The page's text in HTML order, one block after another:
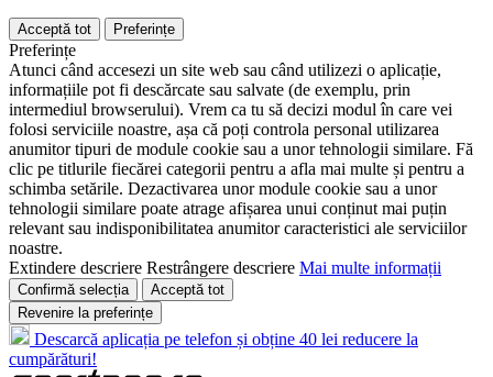
Acceptă tot Preferințe
Preferințe
Atunci când accesezi un site web sau când utilizezi o aplicație,
informațiile pot fi descărcate sau salvate (de exemplu, prin
intermediul browserului). Vrem ca tu să decizi modul în care vei
folosi serviciile noastre, așa că poți controla personal utilizarea
anumitor tipuri de module cookie sau a unor tehnologii similare. Fă
clic pe titlurile fiecărei categorii pentru a afla mai multe și pentru a
schimba setările. Dezactivarea unor module cookie sau a unor
tehnologii similare poate atrage afișarea unui conținut mai puțin
relevant sau indisponibilitatea anumitor caracteristici ale serviciilor
noastre.
Extindere descriere Restrângere descriere Mai multe informații
Confirmă selecția
Acceptă tot
Revenire la preferințe
Descarcă aplicația pe telefon și obține 40 lei reducere la
cumpărături!